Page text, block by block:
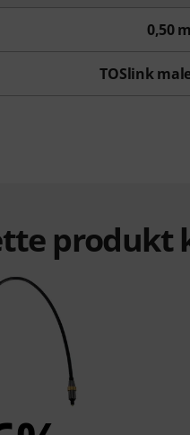
0,50 m
TOSlink
produkt